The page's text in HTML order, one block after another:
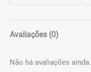
Avaliações (0)
Não há avaliações ainda.